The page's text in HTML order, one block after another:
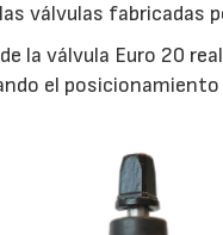
válvulas fabricadas
la válvula Euro 20
el posicionamiento